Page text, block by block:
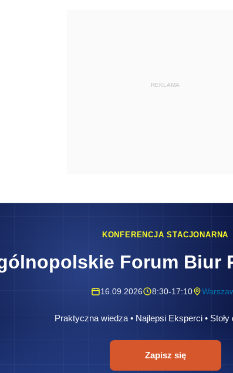
REKLAMA
KONFERENCJA STACJONARNA
Forum Biur
16.09.2026 8:30-17:10
Praktyczna wiedza • Najlepsi Eksperci •
Zapisz się